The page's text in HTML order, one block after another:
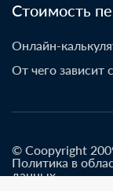
Стоимость
Онлайн-
От чего зависит
© Coopyright
Политика в
данных